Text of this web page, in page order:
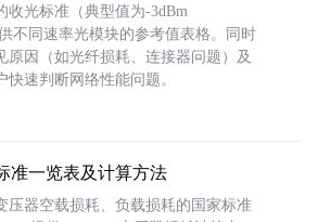
收光标准（典型值为-3dBm
不同速率光模块的参考值表格。同时
原因（如光纤损耗、连接器问题）及
速判断网络性能问题。
准一览表及计算方法
压器空载损耗、负载损耗的国家标准